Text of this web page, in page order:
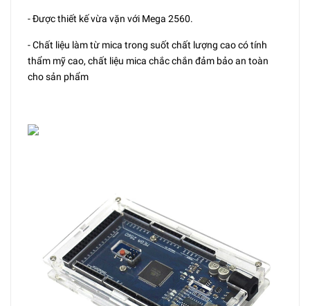
- Được thiết kế vừa vặn với Mega 2560.
- Chất liệu làm từ mica trong suốt chất lượng cao có tính
thẩm mỹ cao, chất liệu mica chắc chắn đảm bảo an toàn
cho sản phẩm